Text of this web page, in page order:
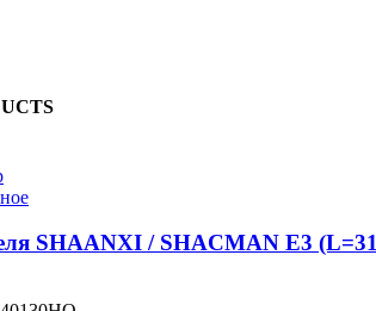
SHAANXI / SHACMAN E3